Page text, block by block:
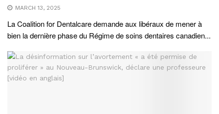
MARCH 13, 2025
La Coalition for Dentalcare demande aux libéraux de mener à
bien la dernière phase du Régime de soins dentaires canadien...